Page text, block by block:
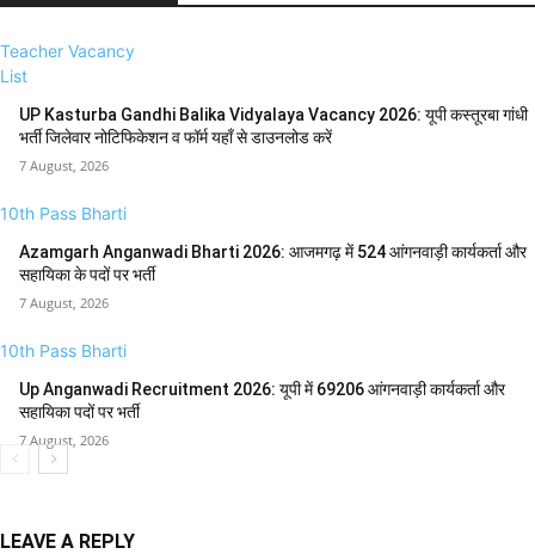
Teacher Vacancy
List
UP Kasturba Gandhi Balika Vidyalaya Vacancy 2026: यूपी कस्तूरबा गांधी
भर्ती जिलेवार नोटिफिकेशन व फॉर्म यहाँ से डाउनलोड करें
7 August, 2026
10th Pass Bharti
Azamgarh Anganwadi Bharti 2026: आजमगढ़ में 524 आंगनवाड़ी कार्यकर्ता और
सहायिका के पदों पर भर्ती
7 August, 2026
10th Pass Bharti
Up Anganwadi Recruitment 2026: यूपी में 69206 आंगनवाड़ी कार्यकर्ता और
सहायिका पदों पर भर्ती
7 August, 2026
LEAVE A REPLY